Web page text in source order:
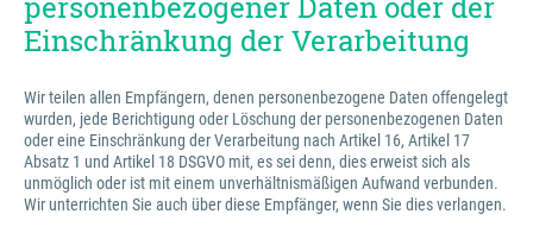
Einschränkung der Verarbeitung
Wir teilen allen Empfängern, denen personenbezogene Daten offengelegt
wurden, jede Berichtigung oder Löschung der personenbezogenen Daten
oder eine Einschränkung der Verarbeitung nach Artikel 16, Artikel 17
Absatz 1 und Artikel 18 DSGVO mit, es sei denn, dies erweist sich als
unmöglich oder ist mit einem unverhältnismäßigen Aufwand verbunden.
Wir unterrichten Sie auch über diese Empfänger, wenn Sie dies verlangen.